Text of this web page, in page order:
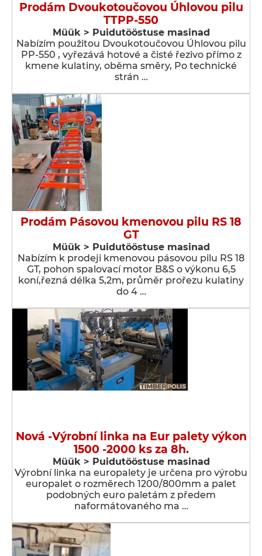
Prodám Dvoukotoučovou Úhlovou pilu
TTPP-550
Müük > Puidutööstuse masinad
Nabízím použitou Dvoukotoučovou Úhlovou pilu
PP-550 , vyřezává hotové a čisté řezivo přímo z
kmene kulatiny, oběma směry, Po technické
strán …
Prodám Pásovou kmenovou pilu RS 18
GT
Müük > Puidutööstuse masinad
Nabízím k prodeji kmenovou pásovou pilu RS 18
GT, pohon spalovací motor B&S o výkonu 6,5
koní,řezná délka 5,2m, průměr prořezu kulatiny
do 4 …
Nová -Výrobní linka na Eur palety výkon
1500 -2000 ks za 8h.
Müük > Puidutööstuse masinad
Výrobní linka na europalety je určena pro výrobu
europalet o rozměrech 1200/800mm a palet
podobných euro paletám z předem
naformátovaného ma …